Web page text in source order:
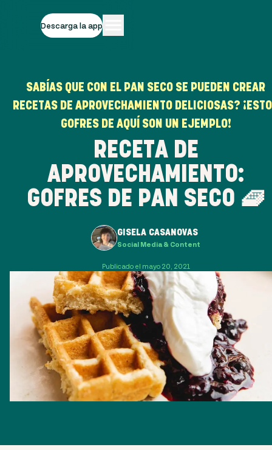
Descarga la app
SABÍAS QUE CON EL PAN SECO SE PUEDEN CREAR
RECETAS DE APROVECHAMIENTO DELICIOSAS?
GOFRES DE AQUÍ SON UN EJEMPLO!
RECETA DE
APROVECHAMIENTO:
GOFRES DE PAN SECO 🧇
GISELA CASANOVAS
Social Media & Content
Publicado el mayo 20, 2021